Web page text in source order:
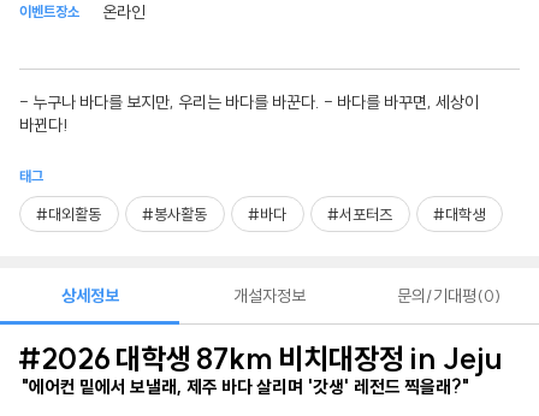
이벤트장소 온라인
- 누구나 바다를 보지만, 우리는 바다를 바꾼다. - 바다를 바꾸면, 세상이
바뀐다!
태그
#대외활동 #봉사활동 #바다 #서포터즈 #대학생
상세정보
#2026 대학생 87km 비치대장정 in Jeju
"에어컨 밑에서 보낼래, 제주 바다 살리며 '갓생' 레전드 찍을래?"
개설자정보 문의/기대평 0